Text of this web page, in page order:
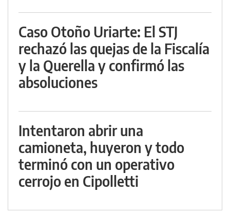
Caso Otoño Uriarte: El STJ
rechazó las quejas de la Fiscalía
y la Querella y confirmó las
absoluciones
Intentaron abrir una
camioneta, huyeron y todo
terminó con un operativo
cerrojo en Cipolletti